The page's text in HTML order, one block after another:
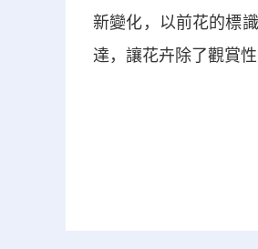
新變化，以前花的標
達，讓花卉除了觀賞